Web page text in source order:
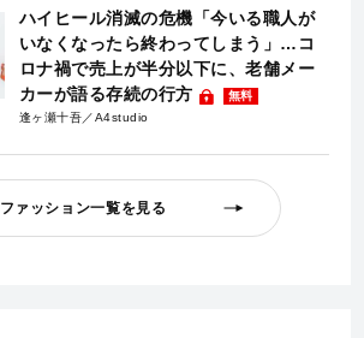
ハイヒール消滅の危機「今いる職人が
いなくなったら終わってしまう」…コ
ロナ禍で売上が半分以下に、老舗メー
カーが語る存続の行方
無料
逢ヶ瀬十吾／A4studio
ファッション一覧を見る